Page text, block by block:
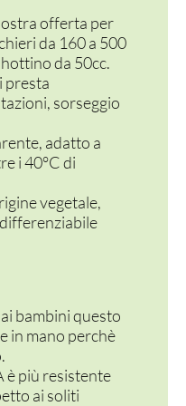
offerta per
da 160 a 500
da 50cc.
presta
sorseggio
adatto a
i 40°C di
vegetale,
bambini questo
in mano perchè
è più resistente
ai soliti